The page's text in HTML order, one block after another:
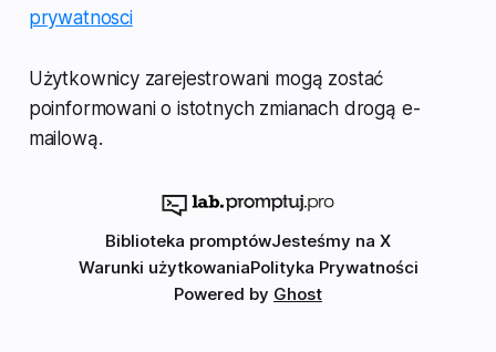
prywatnosci
Użytkownicy zarejestrowani mogą zostać
poinformowani o istotnych zmianach drogą e-
mailową.
Biblioteka promptówJesteśmy na X
Warunki użytkowaniaPolityka Prywatności
Powered by Ghost